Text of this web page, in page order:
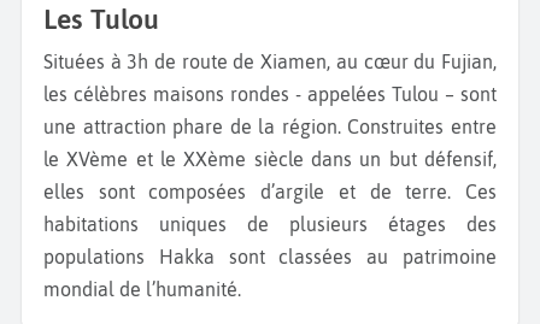
Les Tulou
Situées à 3h de route de Xiamen, au cœur du Fujian,
les célèbres maisons rondes - appelées Tulou – sont
une attraction phare de la région. Construites entre
le XVème et le XXème siècle dans un but défensif,
elles sont composées d’argile et de terre. Ces
habitations uniques de plusieurs étages des
populations Hakka sont classées au patrimoine
mondial de l’humanité.